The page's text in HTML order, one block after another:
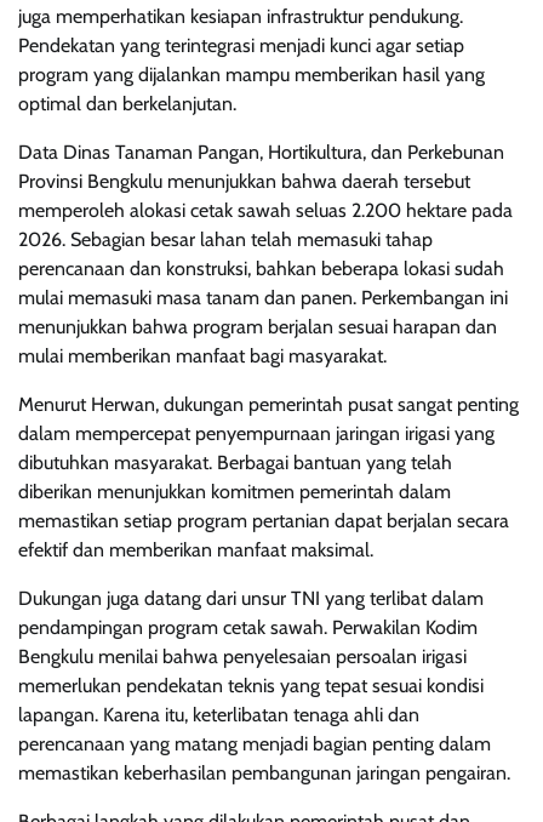
juga memperhatikan kesiapan infrastruktur pendukung.
Pendekatan yang terintegrasi menjadi kunci agar setiap
program yang dijalankan mampu memberikan hasil yang
optimal dan berkelanjutan.
Data Dinas Tanaman Pangan, Hortikultura, dan Perkebunan
Provinsi Bengkulu menunjukkan bahwa daerah tersebut
memperoleh alokasi cetak sawah seluas 2.200 hektare pada
2026. Sebagian besar lahan telah memasuki tahap
perencanaan dan konstruksi, bahkan beberapa lokasi sudah
mulai memasuki masa tanam dan panen. Perkembangan ini
menunjukkan bahwa program berjalan sesuai harapan dan
mulai memberikan manfaat bagi masyarakat.
Menurut Herwan, dukungan pemerintah pusat sangat penting
dalam mempercepat penyempurnaan jaringan irigasi yang
dibutuhkan masyarakat. Berbagai bantuan yang telah
diberikan menunjukkan komitmen pemerintah dalam
memastikan setiap program pertanian dapat berjalan secara
efektif dan memberikan manfaat maksimal.
Dukungan juga datang dari unsur TNI yang terlibat dalam
pendampingan program cetak sawah. Perwakilan Kodim
Bengkulu menilai bahwa penyelesaian persoalan irigasi
memerlukan pendekatan teknis yang tepat sesuai kondisi
lapangan. Karena itu, keterlibatan tenaga ahli dan
perencanaan yang matang menjadi bagian penting dalam
memastikan keberhasilan pembangunan jaringan pengairan.